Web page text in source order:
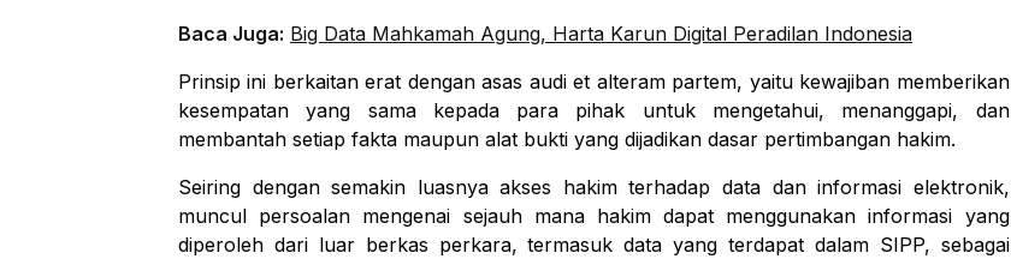
Baca Juga: Big Data Mahkamah Agung, Harta Karun Digital Peradilan Indonesia
Prinsip ini berkaitan erat dengan asas audi et alteram partem, yaitu kewajiban memberikan
kesempatan yang sama kepada para pihak untuk mengetahui, menanggapi, dan
membantah setiap fakta maupun alat bukti yang dijadikan dasar pertimbangan hakim.
Seiring dengan semakin luasnya akses hakim terhadap data dan informasi elektronik,
muncul persoalan mengenai sejauh mana hakim dapat menggunakan informasi yang
diperoleh dari luar berkas perkara, termasuk data yang terdapat dalam SIPP, sebagai